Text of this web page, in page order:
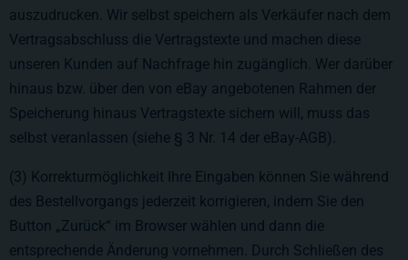
auszudrucken. Wir selbst speichern als Verkäufer nach dem
Vertragsabschluss die Vertragstexte und machen diese
unseren Kunden auf Nachfrage hin zugänglich. Wer darüber
hinaus bzw. über den von eBay angebotenen Rahmen der
Speicherung hinaus Vertragstexte sichern will, muss das
selbst veranlassen (siehe § 3 Nr. 14 der eBay-AGB).
(3) Korrekturmöglichkeit Ihre Eingaben können Sie während
des Bestellvorgangs jederzeit korrigieren, indem Sie den
Button „Zurück“ im Browser wählen und dann die
entsprechende Änderung vornehmen. Durch Schließen des